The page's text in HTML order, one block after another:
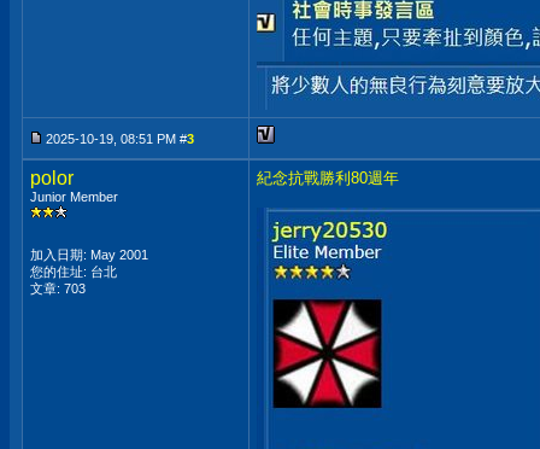
2025-10-19, 08:51 PM #3
polor
Junior Member
加入日期: May 2001
您的住址: 台北
文章: 703
紀念抗戰勝利80週年